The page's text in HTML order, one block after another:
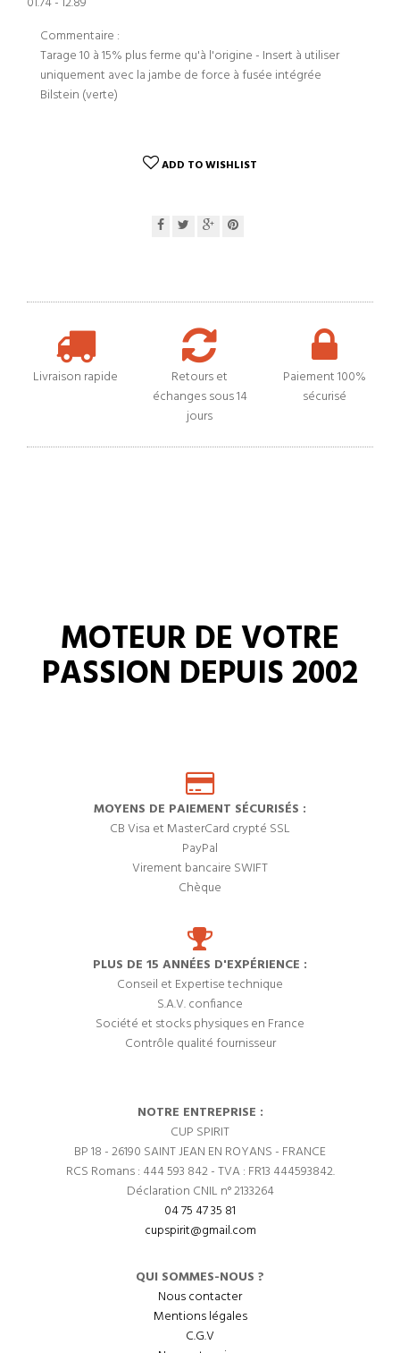
Commentaire :
Tarage 10 à 15% plus ferme qu'à l'origine - Insert à utiliser
uniquement avec la jambe de force à fusée intégrée
Bilstein (verte)
ADD TO WISHLIST
Livraison rapide
Retours et
échanges sous 14
jours
Paiement 100%
sécurisé
MOTEUR DE VOTRE
PASSION DEPUIS 2002
MOYENS DE PAIEMENT SÉCURISÉS :
CB Visa et MasterCard crypté SSL
PayPal
Virement bancaire SWIFT
Chèque
PLUS DE 15 ANNÉES D'EXPÉRIENCE :
Conseil et Expertise technique
S.A.V. confiance
Société et stocks physiques en France
Contrôle qualité fournisseur
NOTRE ENTREPRISE :
CUP SPIRIT
BP 18 - 26190 SAINT JEAN EN ROYANS - FRANCE
RCS Romans : 444 593 842 - TVA : FR13 444593842.
Déclaration CNIL n° 2133264
04 75 47 35 81
cupspirit@gmail.com
QUI SOMMES-NOUS ?
Nous contacter
Mentions légales
C.G.V